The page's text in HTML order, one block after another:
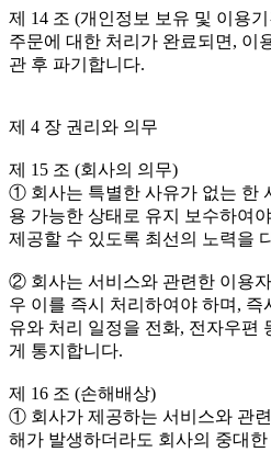
제 14 조 (개인정보 보유 및 이용
주문에 대한 처리가 완료되면, 이
관 후 파기합니다.
제 4 장 권리와 의무
제 15 조 (회사의 의무)
① 회사는 특별한 사유가 없는 한
용 가능한 상태로 유지 보수하여
제공할 수 있도록 최선의 노력을
② 회사는 서비스와 관련한 이용
우 이를 즉시 처리하여야 하며,
유와 처리 일정을 전화, 전자우편
게 통지합니다.
제 16 조 (손해배상)
① 회사가 제공하는 서비스와 관
해가 발생하더라도 회사의 중대